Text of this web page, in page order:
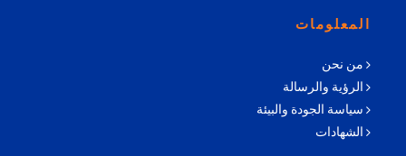
المعلومات
من نحن
الرؤية والرسالة
سياسة الجودة والبيئة
الشهادات